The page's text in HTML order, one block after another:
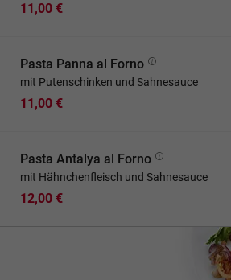
11,00 €
Pasta Panna al Forno
mit Putenschinken und Sahnesauce
11,00 €
Pasta Antalya al Forno
mit Hähnchenfleisch und Sahnesauce
12,00 €